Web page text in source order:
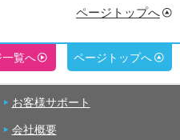
ページトップへ
覧へ ページトップへ
お客様サポート
会社概要